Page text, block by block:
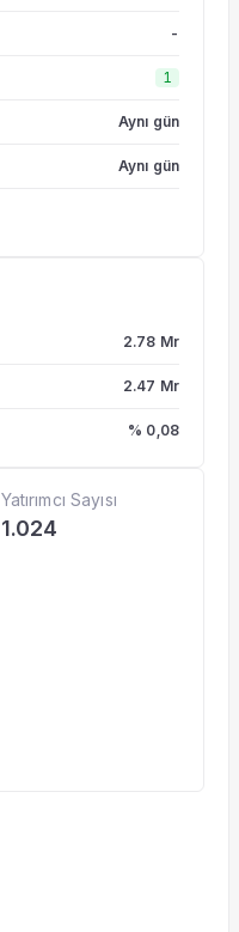
-
1
Aynı gün
Aynı gün
2.78 Mr
2.47 Mr
% 0,08
Yatırımcı Sayısı
1.024